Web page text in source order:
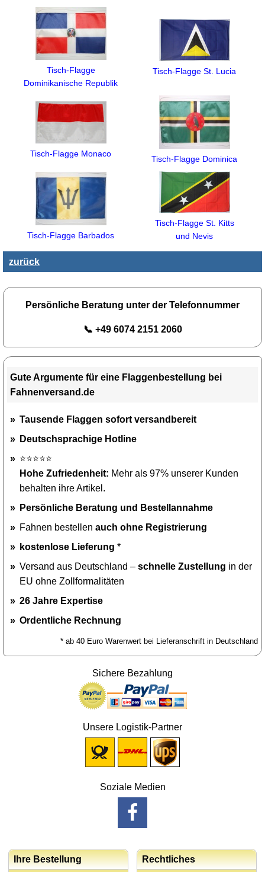
Tisch-Flagge
Dominikanische Republik
Tisch-Flagge St. Lucia
Tisch-Flagge Monaco
Tisch-Flagge Dominica
Tisch-Flagge Barbados
Tisch-Flagge St. Kitts
und Nevis
zurück
Persönliche Beratung unter der Telefonnummer
📞 +49 6074 2151 2060
Gute Argumente für eine Flaggenbestellung bei
Fahnenversand.de
Tausende Flaggen sofort versandbereit
Deutschsprachige Hotline
⭐⭐⭐⭐⭐
Hohe Zufriedenheit: Mehr als 97% unserer Kunden
behalten ihre Artikel.
Persönliche Beratung und Bestellannahme
Fahnen bestellen auch ohne Registrierung
kostenlose Lieferung *
Versand aus Deutschland – schnelle Zustellung in der
EU ohne Zollformalitäten
26 Jahre Expertise
Ordentliche Rechnung
* ab 40 Euro Warenwert bei Lieferanschrift in Deutschland
Sichere Bezahlung
Unsere Logistik-Partner
Soziale Medien
Ihre Bestellung Rechtliches